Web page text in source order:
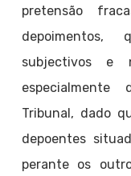
pretensão
depoimentos,
subjectivos e
Tribunal, dado
depoentes
perante os